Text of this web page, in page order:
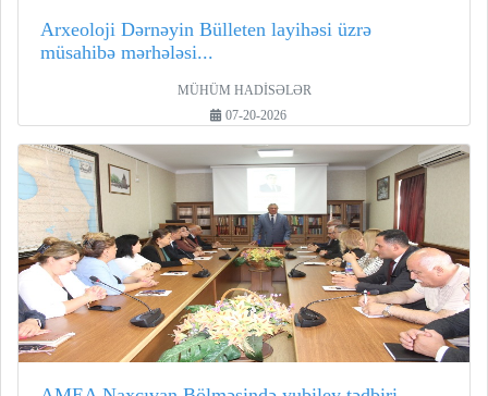
Arxeoloji Dərnəyin Bülleten layihəsi üzrə
müsahibə mərhələsi...
MÜHÜM HADİSƏLƏR
07-20-2026